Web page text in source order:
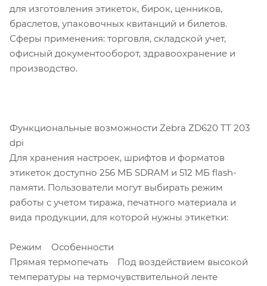
для изготовления этикеток, бирок, ценников,
браслетов, упаковочных квитанций и билетов.
Сферы применения: торговля, складской учет,
офисный документооборот, здравоохранение и
производство.
Функциональные возможности Zebra ZD620 TT 203
dpi
Для хранения настроек, шрифтов и форматов
этикеток доступно 256 МБ SDRAM и 512 МБ flash-
памяти. Пользователи могут выбирать режим
работы с учетом тиража, печатного материала и
вида продукции, для которой нужны этикетки:
Режим Особенности
Прямая термопечать Под воздействием высокой
температуры на термочувствительной ленте